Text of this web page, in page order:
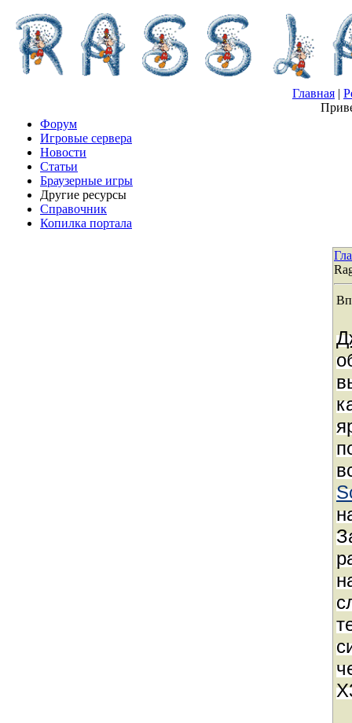
Главная |
Форум
Игровые сервера
Новости
Статьи
Браузерные игры
Другие ресурсы
Справочник
Копилка портала